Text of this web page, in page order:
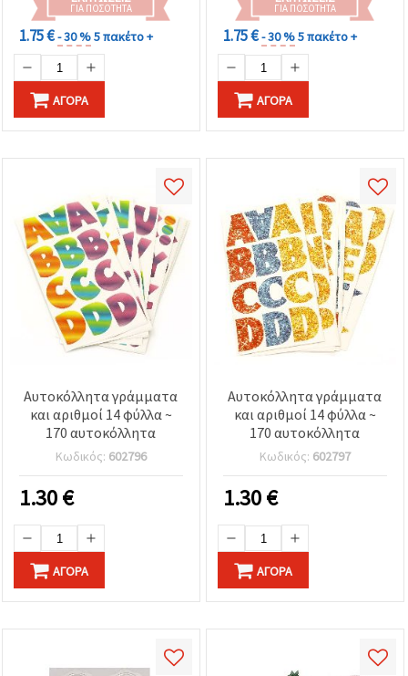
ΓΙΑ ΠΟΣΌΤΗΤΑ
1.75 €- 30 %5 πακέτο +
ΑΓΟΡΆ
ΓΙΑ ΠΟΣΌΤΗΤΑ
1.75 €- 30 %5 πακέτο +
ΑΓΟΡΆ
Αυτοκόλλητα γράμματα
και αριθμοί 14 φύλλα ~
170 αυτοκόλλητα
Κωδικός: 602796
1.30€
ΑΓΟΡΆ
Αυτοκόλλητα γράμματα
και αριθμοί 14 φύλλα ~
170 αυτοκόλλητα
Κωδικός: 602797
1.30€
ΑΓΟΡΆ